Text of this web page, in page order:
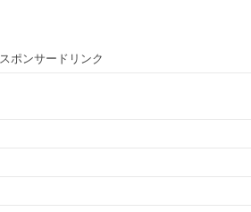
スポンサードリンク